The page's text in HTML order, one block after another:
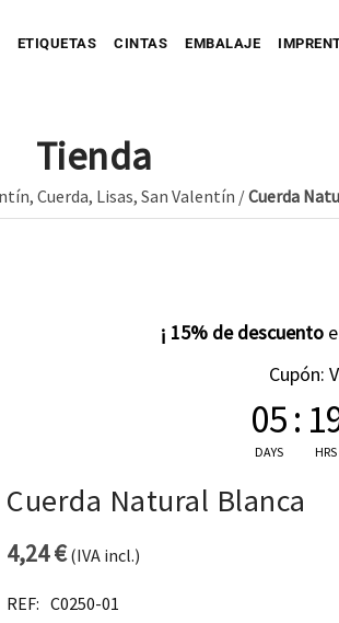
Caja Caja automontable
Caja para Envío impresa
ETIQUETAS CINTAS EMBALAJE
Personaliza tu
Tienda
, Cuerda, Lisas, San Valentín /Cuerda
¡ 15% de descuento
Cupón:
05
DAYS
:
HRS
Cuerda Natural Blanca
4,24€(IVA incl.)
REF: C0250-01